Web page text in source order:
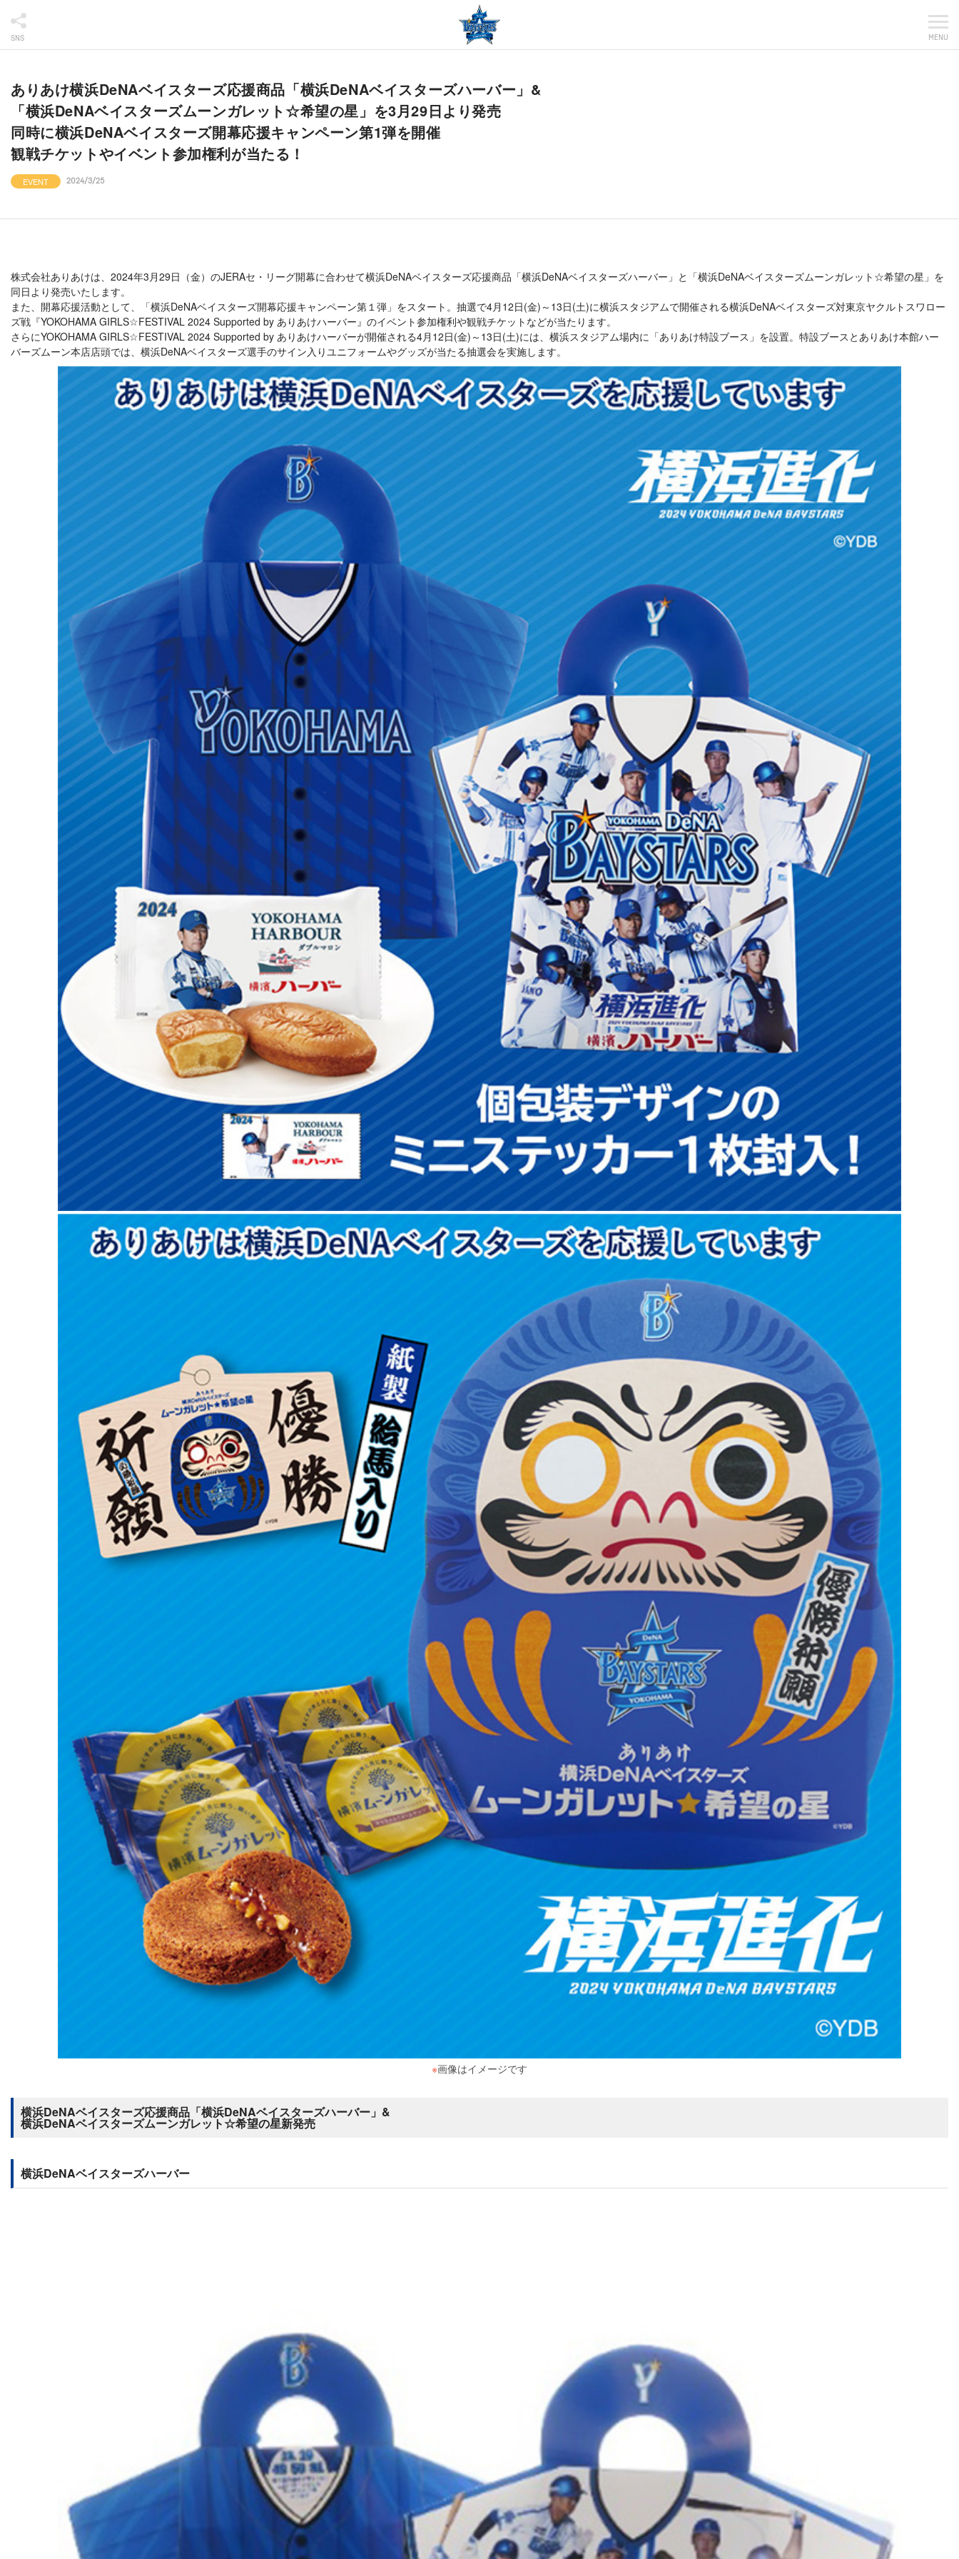
SNS MENU
ありあけ横浜DeNAベイスターズ応援商品「横浜DeNAベイスターズハーバー」&
「横浜DeNAベイスターズムーンガレット☆希望の星」を3月29日より発売
同時に横浜DeNAベイスターズ開幕応援キャンペーン第1弾を開催
観戦チケットやイベント参加権利が当たる！
EVENT 2024/3/25
株式会社ありあけは、2024年3月29日（金）のJERAセ・リーグ開幕に合わせて横浜DeNAベイスターズ応援商品「横浜DeNAベイスターズハーバー」と「横浜DeNAベイスターズムーンガレット☆希望の星」を
同日より発売いたします。
また、開幕応援活動として、「横浜DeNAベイスターズ開幕応援キャンペーン第１弾」をスタート。抽選で4月12日(金)～13日(土)に横浜スタジアムで開催される横浜DeNAベイスターズ対東京ヤクルトスワロー
ズ戦『YOKOHAMA GIRLS☆FESTIVAL 2024 Supported by ありあけハーバー』のイベント参加権利や観戦チケットなどが当たります。
さらにYOKOHAMA GIRLS☆FESTIVAL 2024 Supported by ありあけハーバーが開催される4月12日(金)～13日(土)には、横浜スタジアム場内に「ありあけ特設ブース」を設置。特設ブースとありあけ本館ハー
バーズムーン本店店頭では、横浜DeNAベイスターズ選手のサイン入りユニフォームやグッズが当たる抽選会を実施します。
※画像はイメージです
横浜DeNAベイスターズ応援商品「横浜DeNAベイスターズハーバー」&
横浜DeNAベイスターズムーンガレット☆希望の星新発売
横浜DeNAベイスターズハーバー